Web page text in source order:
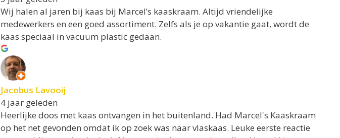
Wij halen al jaren bij kaas bij Marcel’s kaaskraam. Altijd vriendelijke
medewerkers en een goed assortiment. Zelfs als je op vakantie gaat, wordt de
kaas speciaal in vacuüm plastic gedaan.
Jacobus Lavooij
4 jaar geleden
Heerlijke doos met kaas ontvangen in het buitenland. Had Marcel's Kaaskraam
op het net gevonden omdat ik op zoek was naar vlaskaas. Leuke eerste reactie